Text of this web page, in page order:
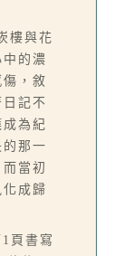
樓與花
的濃
，敘
記不
為紀
那一
當初
成歸
頁書寫